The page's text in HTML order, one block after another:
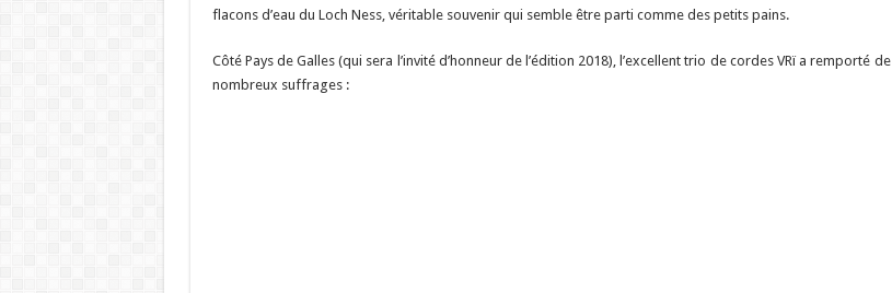
flacons d’eau du Loch Ness, véritable souvenir qui semble être parti comme des petits pains.
Côté Pays de Galles (qui sera l’invité d’honneur de l’édition 2018), l’excellent trio de cordes VRï a remporté de
nombreux suffrages :